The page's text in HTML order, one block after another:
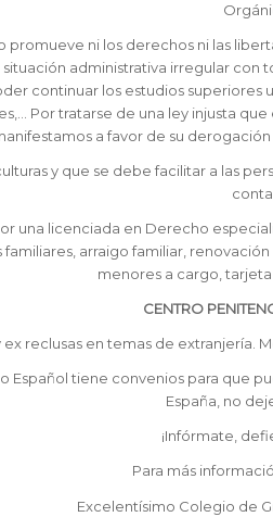
ni los derechos ni las
administrativa irregular
continuar los estudios
Por tratarse de una ley injusta
a favor de su
y que se debe facilitar a las
una licenciada en Derecho
arraigo familiar,
menores a cargo,
CENTRO
reclusas en temas de
Español tiene convenios para que
España, no
¡Infórmate,
Para más
Excelentísimo Colegio de